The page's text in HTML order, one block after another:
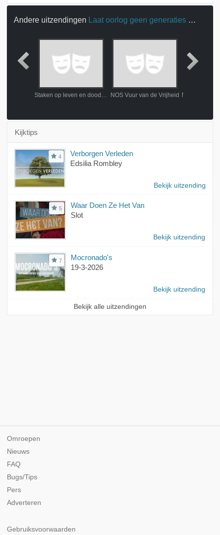
Andere uitzendingen Laat oorlog geen generaties duren
Staken op leven en dood 2/3 NOS Vuur van de Vrijheid
Kijktips
4
Verborgen Verleden
Edsilia Rombley
Bekijk uitzending
5
Waar Doen Ze Het Van
Slot
Bekijk uitzending
7
Mocronado's
19-3-2026
Bekijk uitzending
Bekijk alle uitzendingen
Omroepen
Nieuws
FAQ
Bugs/Tips
Pers
Adverteren
Gebruiksvoorwaarden